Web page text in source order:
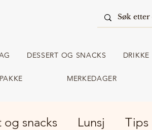
DESSERT OG SNACKS DRIKKE
MERKEDAGER
og snacks Lunsj Tips